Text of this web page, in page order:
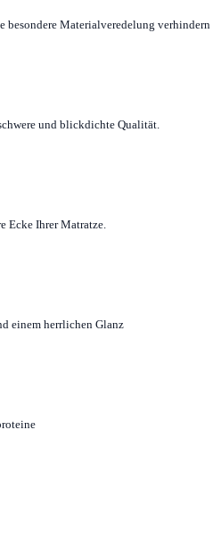
besondere Materialveredelung
und blickdichte Qualität.
Ecke Ihrer Matratze.
einem herrlichen Glanz